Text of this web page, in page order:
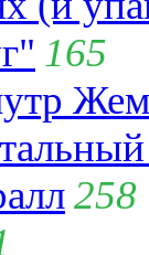
165
258